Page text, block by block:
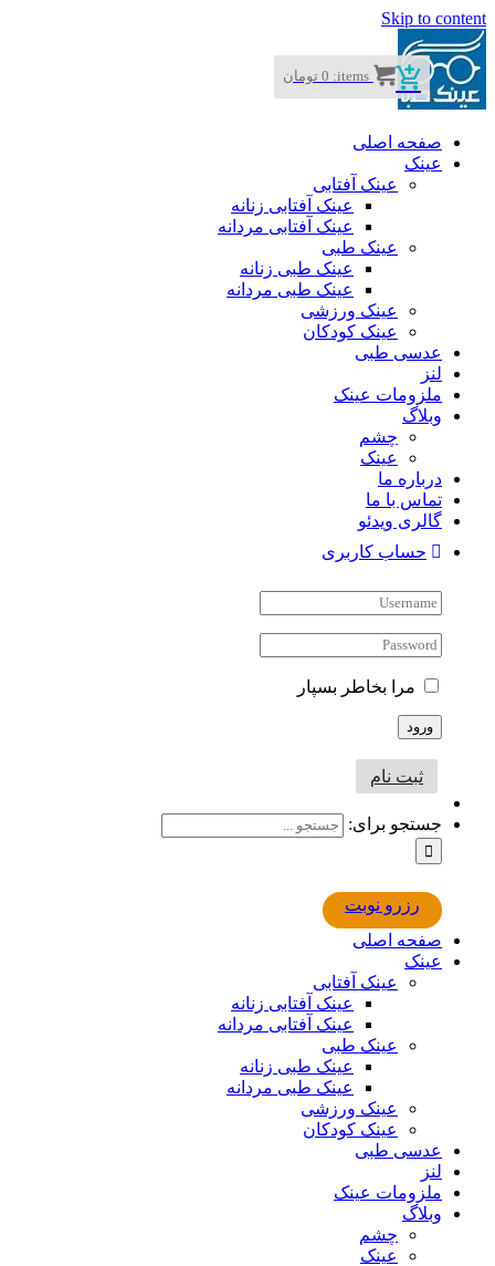
Skip to content
صفحه اصلی
عینک
عینک آفتابی
عینک آفتابی زنانه
عینک آفتابی مردانه
عینک طبی
عینک طبی زنانه
عینک طبی مردانه
عینک ورزشی
عینک کودکان
عدسی طبی
لنز
ملزومات عینک
وبلاگ
چشم
عینک
درباره ما
تماس با ما
گالری ویدئو
حساب کاربری
مرا بخاطر بسپار
ثبت نام
جستجو برای:
رزرو نوبت
صفحه اصلی
عینک
عینک آفتابی
عینک آفتابی زنانه
عینک آفتابی مردانه
عینک طبی
عینک طبی زنانه
عینک طبی مردانه
عینک ورزشی
عینک کودکان
عدسی طبی
لنز
ملزومات عینک
وبلاگ
چشم
عینک
items:
0 تومان